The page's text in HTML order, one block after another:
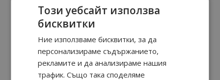
Доверен сайт, конкурентни цени, богат избор
Стоилка Костова:
Препоръчаха ми го
АДРИАНА ХРИСТОЗОВА:
КЛИЕНТ СЪМ ОТ МНОГО ГОДИНИ
Този уебсайт използва
бисквитки
Ние използваме бисквитки, за да
персонализираме съдържанието,
рекламите и да анализираме нашия
трафик. Също така споделяме